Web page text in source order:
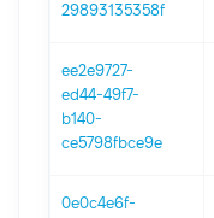
29893135358f
ee2e9727-
ed44-49f7-
b140-
ce5798fbce9e
0e0c4e6f-